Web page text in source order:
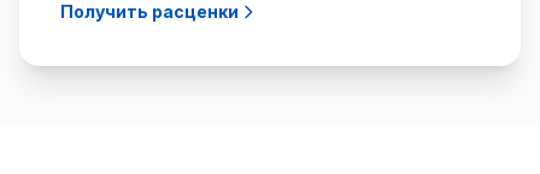
Получить расценки